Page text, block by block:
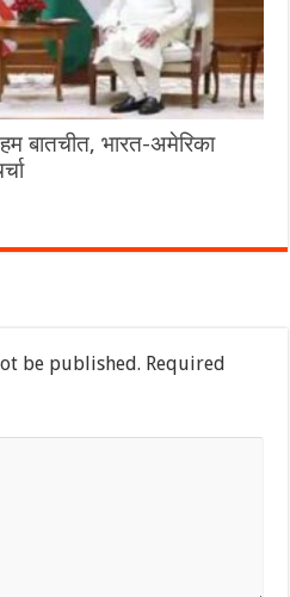
बातचीत, भारत-अमेरिका
be published. Required